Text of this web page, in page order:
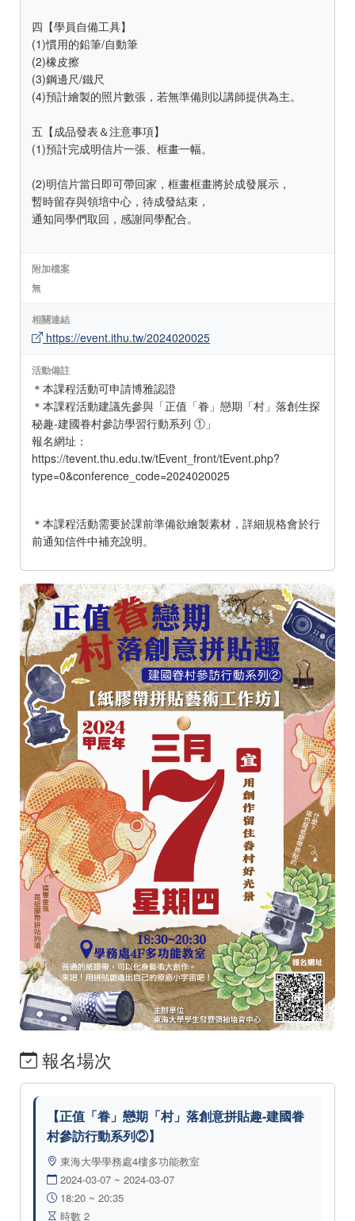
四【學員自備工具】
(1)慣用的鉛筆/自動筆
(2)橡皮擦
(3)鋼邊尺/鐵尺
(4)預計繪製的照片數張，若無準備則以講師提供為主。
五【成品發表＆注意事項】
(1)預計完成明信片一張、框畫一幅。
(2)明信片當日即可帶回家，框畫框畫將於成發展示，
暫時留存與領培中心，待成發結束，
通知同學們取回，感謝同學配合。
附加檔案
無
相關連結
https://event.ithu.tw/2024020025
活動備註
＊本課程活動可申請博雅認證
＊本課程活動建議先參與「正值「眷」戀期「村」落創生探
秘趣-建國眷村參訪學習行動系列 ①」
報名網址：
https://tevent.thu.edu.tw/tEvent_front/tEvent.php?
type=0&conference_code=2024020025
＊本課程活動需要於課前準備欲繪製素材，詳細規格會於行
前通知信件中補充說明。
報名場次
【正值「眷」戀期「村」落創意拼貼趣-建國眷
村參訪行動系列②】
東海大學學務處4樓多功能教室
2024-03-07 ~ 2024-03-07
18:20 ~ 20:35
時數 2